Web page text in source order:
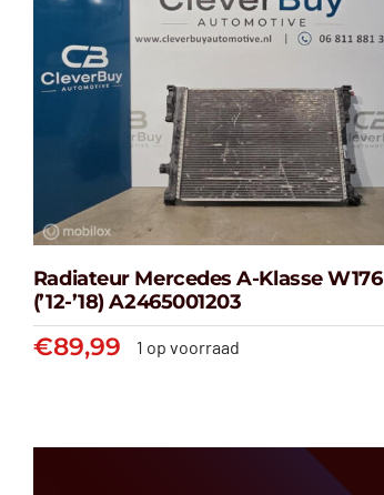
€89,99
Radiateur Mercedes A-Klasse W176
(’12-’18) A2465001203
€89,99 1 op voorraad